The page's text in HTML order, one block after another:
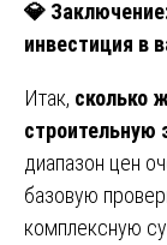
💎
инвестиция в
Итак, сколько
строительную
диапазон цен
базовую
комплексную